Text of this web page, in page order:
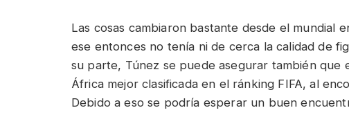
Las cosas cambiaron bastante desde el mundial
ese entonces no tenía ni de cerca la calidad de
su parte, Túnez se puede asegurar también que
África mejor clasificada en el ránking FIFA, al
Debido a eso se podría esperar un buen